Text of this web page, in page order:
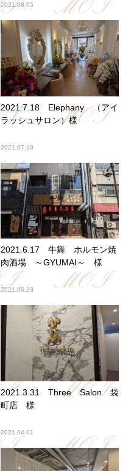
2021.08.05
2021.7.18 Elephany （アイ
ラッシュサロン）様
2021.07.19
2021.6.17 牛舞 ホルモン焼
肉酒場 ～GYUMAI～ 様
2021.06.23
2021.3.31 Three Salon 袋
町店 様
2021.04.01